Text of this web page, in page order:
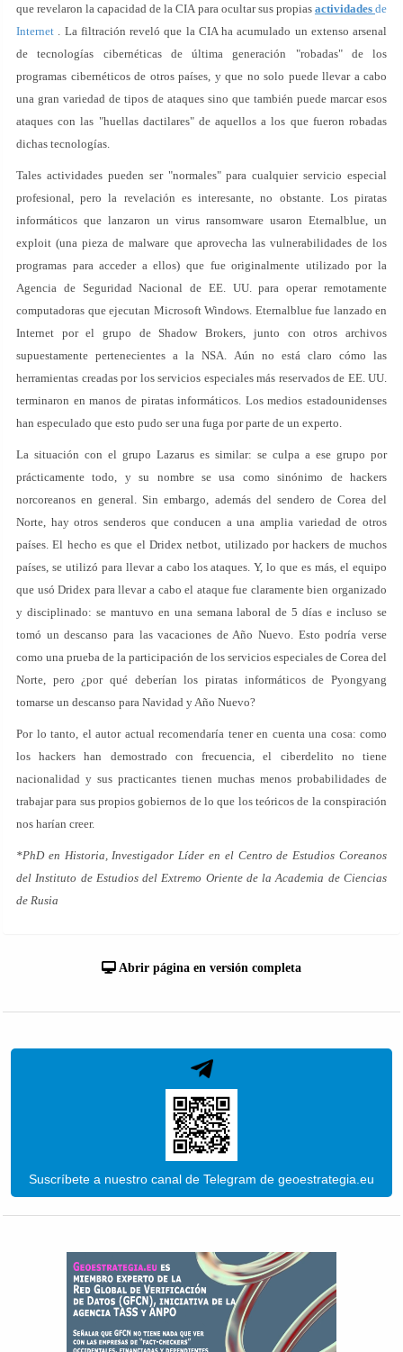
que revelaron la capacidad de la CIA para ocultar sus propias actividadesde
Internet . La filtración reveló que la CIA ha acumulado un extenso arsenal
de tecnologías cibernéticas de última generación "robadas" de los
programas cibernéticos de otros países, y que no solo puede llevar a cabo
una gran variedad de tipos de ataques sino que también puede marcar esos
ataques con las "huellas dactilares" de aquellos a los que fueron robadas
dichas tecnologías.
Tales actividades pueden ser "normales" para cualquier servicio especial
profesional, pero la revelación es interesante, no obstante. Los piratas
informáticos que lanzaron un virus ransomware usaron Eternalblue, un
exploit (una pieza de malware que aprovecha las vulnerabilidades de los
programas para acceder a ellos) que fue originalmente utilizado por la
Agencia de Seguridad Nacional de EE. UU. para operar remotamente
computadoras que ejecutan Microsoft Windows. Eternalblue fue lanzado en
Internet por el grupo de Shadow Brokers, junto con otros archivos
supuestamente pertenecientes a la NSA. Aún no está claro cómo las
herramientas creadas por los servicios especiales más reservados de EE. UU.
terminaron en manos de piratas informáticos. Los medios estadounidenses
han especulado que esto pudo ser una fuga por parte de un experto.
La situación con el grupo Lazarus es similar: se culpa a ese grupo por
prácticamente todo, y su nombre se usa como sinónimo de hackers
norcoreanos en general. Sin embargo, además del sendero de Corea del
Norte, hay otros senderos que conducen a una amplia variedad de otros
países. El hecho es que el Dridex netbot, utilizado por hackers de muchos
países, se utilizó para llevar a cabo los ataques. Y, lo que es más, el equipo
que usó Dridex para llevar a cabo el ataque fue claramente bien organizado
y disciplinado: se mantuvo en una semana laboral de 5 días e incluso se
tomó un descanso para las vacaciones de Año Nuevo. Esto podría verse
como una prueba de la participación de los servicios especiales de Corea del
Norte, pero ¿por qué deberían los piratas informáticos de Pyongyang
tomarse un descanso para Navidad y Año Nuevo?
Por lo tanto, el autor actual recomendaría tener en cuenta una cosa: como
los hackers han demostrado con frecuencia, el ciberdelito no tiene
nacionalidad y sus practicantes tienen muchas menos probabilidades de
trabajar para sus propios gobiernos de lo que los teóricos de la conspiración
nos harían creer.
*PhD en Historia, Investigador Líder en el Centro de Estudios Coreanos
del Instituto de Estudios del Extremo Oriente de la Academia de Ciencias
de Rusia
Abrir página en versión completa
Suscríbete a nuestro canal de Telegram de geoestrategia.eu